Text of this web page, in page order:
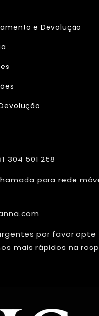
e Devolução
304 501 258
para rede
por favor opte
mais rápidos na